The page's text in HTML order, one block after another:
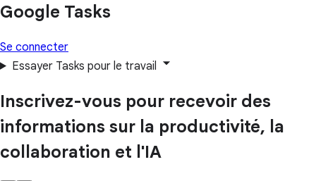
Google Tasks
Se connecter
Essayer Tasks pour le travail
Inscrivez-vous pour recevoir des
informations sur la productivité, la
collaboration et l'IA